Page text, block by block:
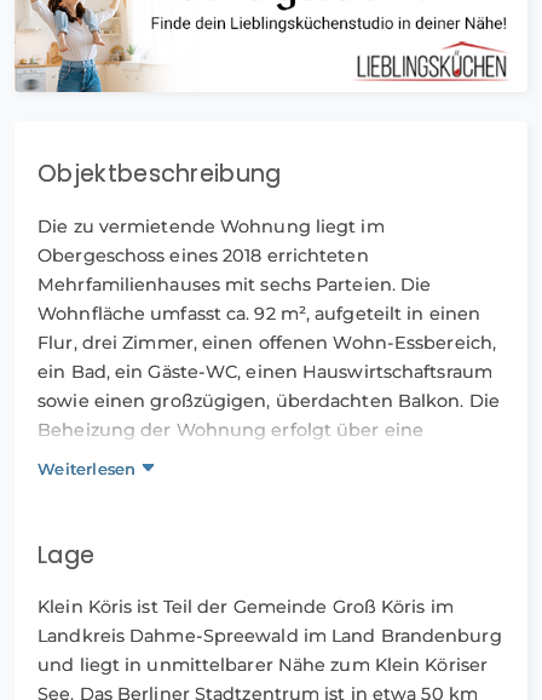
Objektbeschreibung
Die zu vermietende Wohnung liegt im
Obergeschoss eines 2018 errichteten
Mehrfamilienhauses mit sechs Parteien. Die
Wohnfläche umfasst ca. 92 m², aufgeteilt in einen
Flur, drei Zimmer, einen offenen Wohn-Essbereich,
ein Bad, ein Gäste-WC, einen Hauswirtschaftsraum
sowie einen großzügigen, überdachten Balkon. Die
Beheizung der Wohnung erfolgt über eine
Fußbodenheizung. Alle Fenster verfügen über
Auf dem Hof steht allen Mietern eine
Fahrradgarage zur Nutzung zur Verfügung. Ein
PKW Stellplatz ist ebenfalls vorhanden und kann
gegen eine zusätzliche monatliche Gebühr von 25€
angemietet werden.
Weiterlesen
Lage
Klein Köris ist Teil der Gemeinde Groß Köris im
Landkreis Dahme-Spreewald im Land Brandenburg
und liegt in unmittelbarer Nähe zum Klein Köriser
See. Das Berliner Stadtzentrum ist in etwa 50 km